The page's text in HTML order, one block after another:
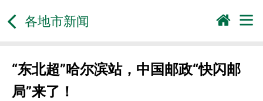
各地市新闻
“东北超”哈尔滨站，中国邮政“快闪邮
局”来了！